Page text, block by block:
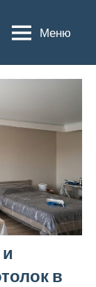
Меню
в